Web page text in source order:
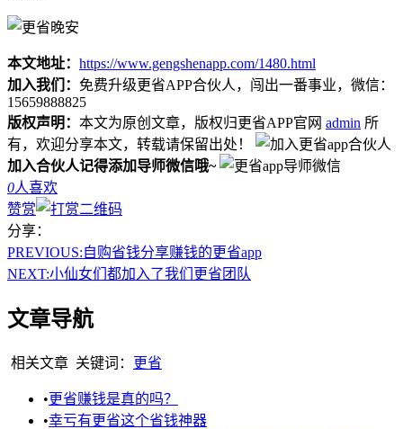
本文地址： https://www.gengshenapp.com/1480.html
加入我们： 免费升级更省APP合伙人，闯出一番事业，微信：
15659888825
版权声明： 本文为原创文章，版权归更省APP官网 admin 所
有，欢迎分享本文，转载请保留出处！
加入合伙人记得添加导师微信哦~
0人喜欢
赞赏
分享：
PREVIOUS:自购省钱分享赚钱的更省app
NEXT:小仙女们都加入了我们更省团队
文章导航
相关文章 关键词： 更省
•更省赚钱是真的吗？
•幸亏有更省这个省钱神器